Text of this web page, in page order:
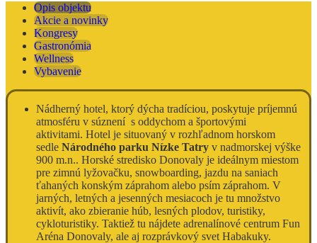
Opis objektu
Akcie a novinky
Kongresy
Gastronómia
Wellness
Vybavenie
Nádherný hotel, ktorý dýcha tradíciou, poskytuje príjemnú
atmosféru v súznení s oddychom a športovými
aktivitami. Hotel je situovaný v rozhľadnom horskom
sedle Národného parku Nízke Tatry v nadmorskej výške
900 m.n.. Horské stredisko Donovaly je ideálnym miestom
pre zimnú lyžovačku, snowboarding, jazdu na saniach
ťahaných konským záprahom alebo psím záprahom. V
jarných, letných a jesenných mesiacoch je tu množstvo
aktivít, ako zbieranie húb, lesných plodov, turistiky,
cykloturistiky. Taktiež tu nájdete adrenalínové centrum Fun
Aréna Donovaly, ale aj rozprávkový svet Habakuky.